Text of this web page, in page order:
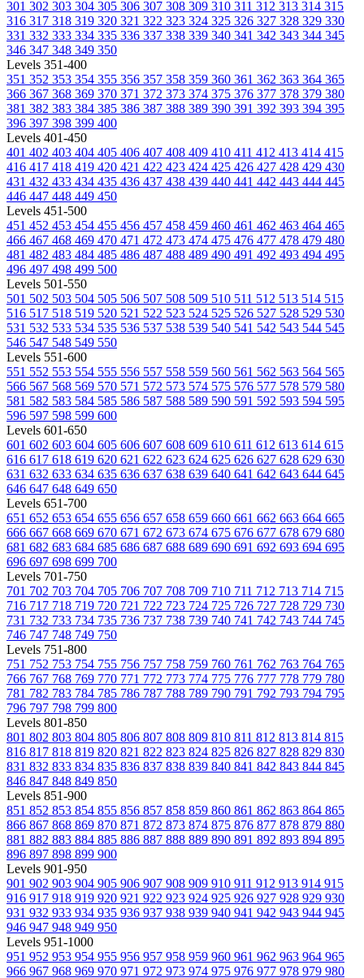
301 302 303 304 305 306 307 308 309 310 311 312 313 314 315
316 317 318 319 320 321 322 323 324 325 326 327 328 329 330
331 332 333 334 335 336 337 338 339 340 341 342 343 344 345
346 347 348 349 350
Levels 351-400
351 352 353 354 355 356 357 358 359 360 361 362 363 364 365
366 367 368 369 370 371 372 373 374 375 376 377 378 379 380
381 382 383 384 385 386 387 388 389 390 391 392 393 394 395
396 397 398 399 400
Levels 401-450
401 402 403 404 405 406 407 408 409 410 411 412 413 414 415
416 417 418 419 420 421 422 423 424 425 426 427 428 429 430
431 432 433 434 435 436 437 438 439 440 441 442 443 444 445
446 447 448 449 450
Levels 451-500
451 452 453 454 455 456 457 458 459 460 461 462 463 464 465
466 467 468 469 470 471 472 473 474 475 476 477 478 479 480
481 482 483 484 485 486 487 488 489 490 491 492 493 494 495
496 497 498 499 500
Levels 501-550
501 502 503 504 505 506 507 508 509 510 511 512 513 514 515
516 517 518 519 520 521 522 523 524 525 526 527 528 529 530
531 532 533 534 535 536 537 538 539 540 541 542 543 544 545
546 547 548 549 550
Levels 551-600
551 552 553 554 555 556 557 558 559 560 561 562 563 564 565
566 567 568 569 570 571 572 573 574 575 576 577 578 579 580
581 582 583 584 585 586 587 588 589 590 591 592 593 594 595
596 597 598 599 600
Levels 601-650
601 602 603 604 605 606 607 608 609 610 611 612 613 614 615
616 617 618 619 620 621 622 623 624 625 626 627 628 629 630
631 632 633 634 635 636 637 638 639 640 641 642 643 644 645
646 647 648 649 650
Levels 651-700
651 652 653 654 655 656 657 658 659 660 661 662 663 664 665
666 667 668 669 670 671 672 673 674 675 676 677 678 679 680
681 682 683 684 685 686 687 688 689 690 691 692 693 694 695
696 697 698 699 700
Levels 701-750
701 702 703 704 705 706 707 708 709 710 711 712 713 714 715
716 717 718 719 720 721 722 723 724 725 726 727 728 729 730
731 732 733 734 735 736 737 738 739 740 741 742 743 744 745
746 747 748 749 750
Levels 751-800
751 752 753 754 755 756 757 758 759 760 761 762 763 764 765
766 767 768 769 770 771 772 773 774 775 776 777 778 779 780
781 782 783 784 785 786 787 788 789 790 791 792 793 794 795
796 797 798 799 800
Levels 801-850
801 802 803 804 805 806 807 808 809 810 811 812 813 814 815
816 817 818 819 820 821 822 823 824 825 826 827 828 829 830
831 832 833 834 835 836 837 838 839 840 841 842 843 844 845
846 847 848 849 850
Levels 851-900
851 852 853 854 855 856 857 858 859 860 861 862 863 864 865
866 867 868 869 870 871 872 873 874 875 876 877 878 879 880
881 882 883 884 885 886 887 888 889 890 891 892 893 894 895
896 897 898 899 900
Levels 901-950
901 902 903 904 905 906 907 908 909 910 911 912 913 914 915
916 917 918 919 920 921 922 923 924 925 926 927 928 929 930
931 932 933 934 935 936 937 938 939 940 941 942 943 944 945
946 947 948 949 950
Levels 951-1000
951 952 953 954 955 956 957 958 959 960 961 962 963 964 965
966 967 968 969 970 971 972 973 974 975 976 977 978 979 980